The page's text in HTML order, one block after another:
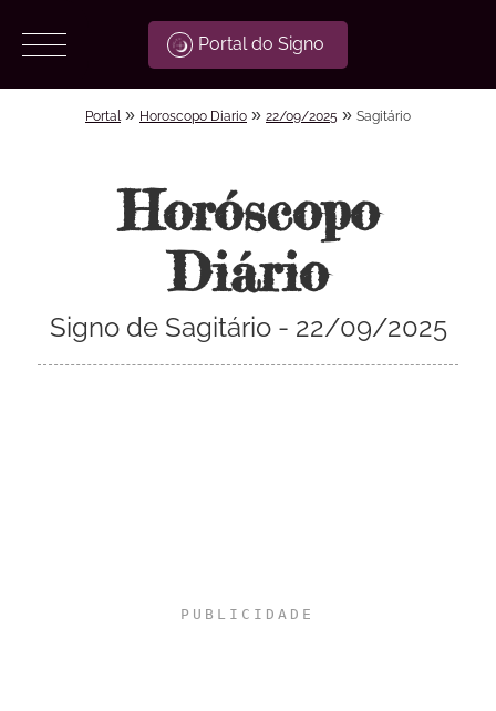
Portal do Signo
Portal » Horoscopo Diario » 22/09/2025 » Sagitário
Horóscopo
Diário
Signo de Sagitário - 22/09/2025